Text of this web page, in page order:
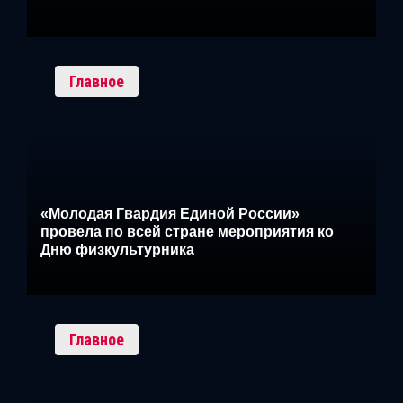
Главное
«Молодая Гвардия Единой России»
провела по всей стране мероприятия ко
Дню физкультурника
Главное